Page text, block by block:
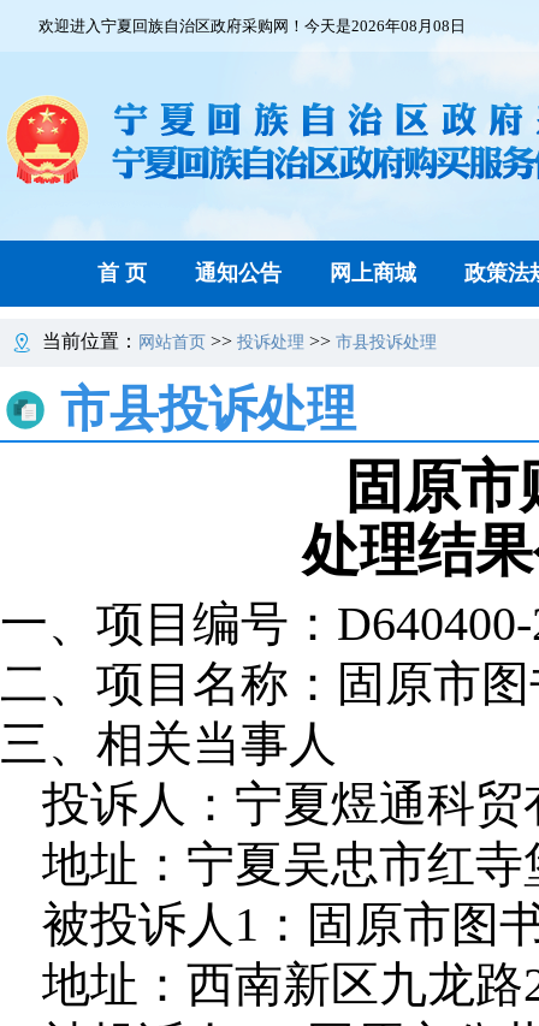
欢迎进入宁夏回族自治区政府采购网！今天是2026年08月08日
首 页 通知公告 网上商城 政策法
当前位置： 网站首页 >> 投诉处理 >> 市县投诉处理
市县投诉处理
固原
处理结
一、项目编号：
二、项目名称： 固原市
三、相关当事人
投诉人：宁夏煜通科贸
地址：宁夏吴忠市红寺
被投诉人1：固原市图
地址：西南新区九龙路